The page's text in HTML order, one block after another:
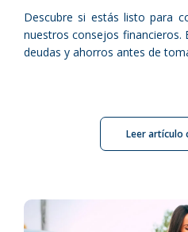
Descubre si estás listo para
nuestros consejos financieros.
deudas y ahorros antes de
Leer artículo